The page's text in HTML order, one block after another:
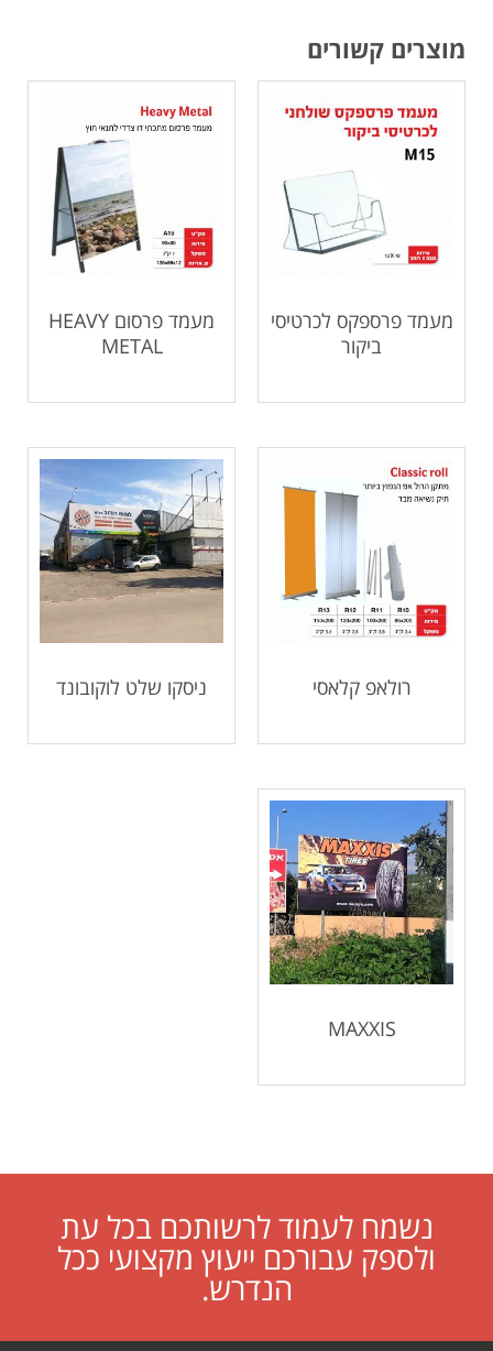
מוצרים קשורים
מעמד פרספקס לכרטיסי
ביקור
מעמד פרסום HEAVY
METAL
רולאפ קלאסי ניסקו שלט לוקובונד
MAXXIS
נשמח לעמוד לרשותכם בכל עת
ולספק עבורכם ייעוץ מקצועי ככל
הנדרש.